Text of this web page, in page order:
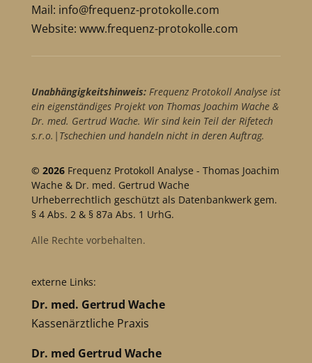
Mail: info@frequenz-protokolle.com
Website: www.frequenz-protokolle.com
Unabhängigkeitshinweis:Frequenz Protokoll Analyse ist
ein eigenständiges Projekt von Thomas Joachim Wache &
Dr. med. Gertrud Wache. Wir sind kein Teil der Rifetech
s.r.o.|Tschechien und handeln nicht in deren Auftrag.
© 2026 Frequenz Protokoll Analyse - Thomas Joachim
Wache & Dr. med. Gertrud Wache
Urheberrechtlich geschützt als Datenbankwerk gem.
§ 4 Abs. 2 & § 87a Abs. 1 UrhG.
Alle Rechte vorbehalten.
externe Links:
Dr. med. Gertrud Wache
Kassenärztliche Praxis
Dr. med Gertrud Wache